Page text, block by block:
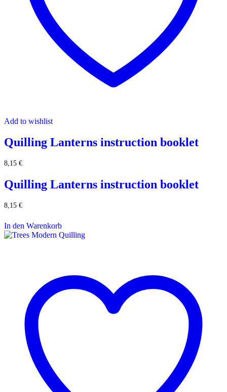
Add to wishlist
Quilling Lanterns instruction booklet
8,15 €
Quilling Lanterns instruction booklet
8,15 €
In den Warenkorb